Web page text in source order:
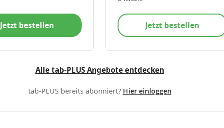
Jetzt bestellen Jetzt bestellen
Alle tab-PLUS Angebote entdecken
tab-PLUS bereits abonniert? Hier einloggen